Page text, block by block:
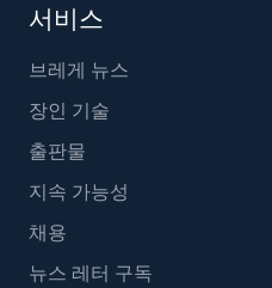
서비스
브레게 뉴스
장인 기술
출판물
지속 가능성
채용
뉴스 레터 구독